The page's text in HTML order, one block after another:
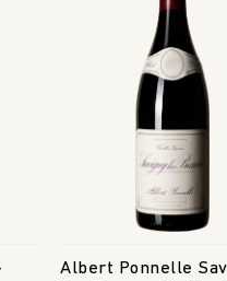
Albert Ponnelle